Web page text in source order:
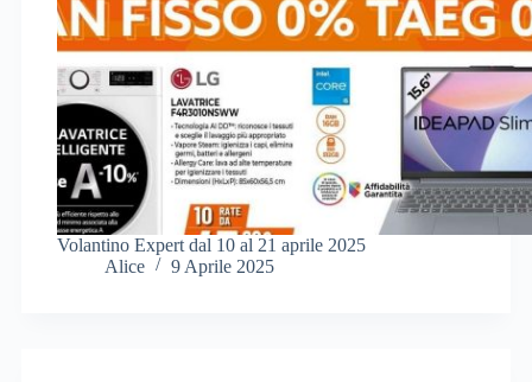
Volantino Expert dal 10 al 21 aprile 2025
Alice
9 Aprile 2025